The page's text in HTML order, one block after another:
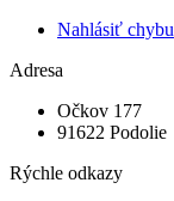
Nahlásiť chybu
Adresa
Očkov 177
91622 Podolie
Rýchle odkazy